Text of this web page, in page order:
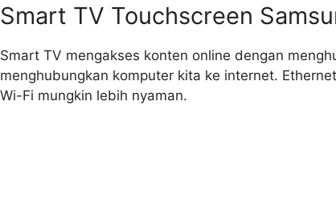
Smart TV Touchscreen
Smart TV mengakses konten online dengan
menghubungkan komputer kita ke internet.
Wi-Fi mungkin lebih nyaman.